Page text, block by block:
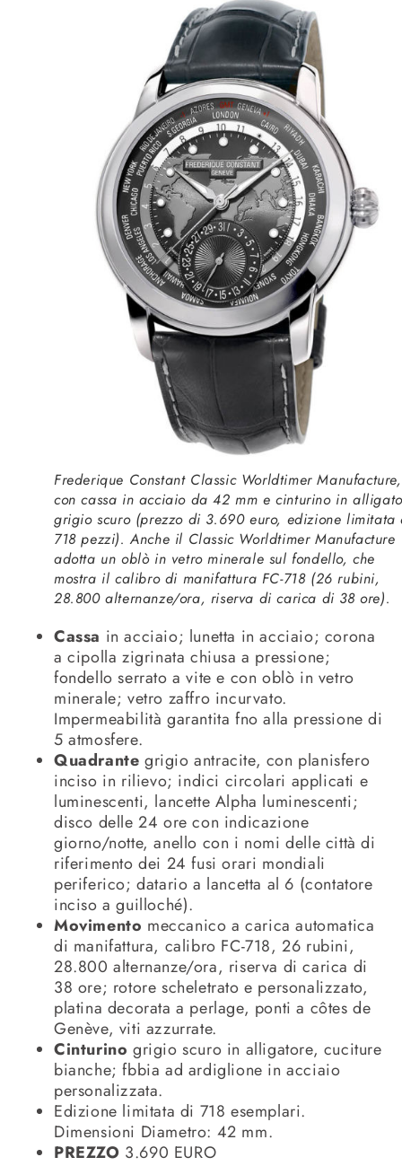
Frederique Constant Classic Worldtimer Manufacture,
con cassa in acciaio da 42 mm e cinturino in
grigio scuro (prezzo di 3.690 euro, edizione limitata
718 pezzi). Anche il Classic Worldtimer Manufacture
adotta un oblò in vetro minerale sul fondello, che
mostra il calibro di manifattura FC-718 (26 rubini,
28.800 alternanze/ora, riserva di carica di 38 ore).
Cassa in acciaio; lunetta in acciaio; corona
a cipolla zigrinata chiusa a pressione;
fondello serrato a vite e con oblò in vetro
minerale; vetro zaffro incurvato.
Impermeabilità garantita fno alla pressione di
5 atmosfere.
Quadrante grigio antracite, con planisfero
inciso in rilievo; indici circolari applicati e
luminescenti, lancette Alpha luminescenti;
disco delle 24 ore con indicazione
giorno/notte, anello con i nomi delle città di
riferimento dei 24 fusi orari mondiali
periferico; datario a lancetta al 6 (contatore
inciso a guilloché).
Movimento meccanico a carica automatica
di manifattura, calibro FC-718, 26 rubini,
28.800 alternanze/ora, riserva di carica di
38 ore; rotore scheletrato e personalizzato,
platina decorata a perlage, ponti a côtes de
Genève, viti azzurrate.
Cinturino grigio scuro in alligatore, cuciture
bianche; fbbia ad ardiglione in acciaio
personalizzata.
Edizione limitata di 718 esemplari.
Dimensioni Diametro: 42 mm.
PREZZO 3.690 EURO